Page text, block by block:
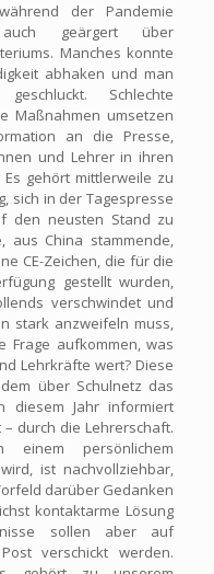
der Pandemie
geärgert über
Manches konnte
abhaken und man
Schlechte
Maßnahmen umsetzen
an die Presse,
und Lehrer in ihren
gehört mittlerweile zu
sich in der Tagespresse
den neusten Stand zu
aus China stammende,
CE-Zeichen, die für die
gestellt wurden,
verschwindet und
stark anzweifeln muss,
Frage aufkommen, was
Lehrkräfte wert? Diese
über Schulnetz das
diesem Jahr informiert
durch die Lehrerschaft.
einem persönlichem
ist nachvollziehbar,
darüber Gedanken
kontaktarme Lösung
sollen aber auf
verschickt werden.